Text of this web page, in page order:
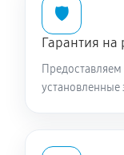
🛡️
Гарантия на
установленные